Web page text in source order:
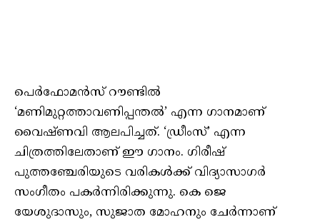
പെർഫോമൻസ് റൗണ്ടിൽ
‘മണിമുറ്റത്താവണിപ്പന്തൽ’ എന്ന ഗാനമാണ്
വൈഷ്ണവി ആലപിച്ചത്. ‘ഡ്രീംസ്’ എന്ന
ചിത്രത്തിലേതാണ് ഈ ഗാനം. ഗിരീഷ്
പുത്തഞ്ചേരിയുടെ വരികള്‍ക്ക് വിദ്യാസാഗർ
സംഗീതം പകര്‍ന്നിരിക്കുന്നു. കെ ജെ
യേശുദാസും, സുജാത മോഹനും ചേർന്നാണ്